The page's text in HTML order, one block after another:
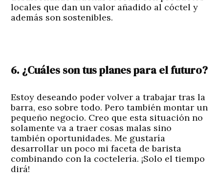
locales que dan un valor añadido al cóctel y
además son sostenibles.
6. ¿Cuáles son tus planes para el futuro?
Estoy deseando poder volver a trabajar tras la
barra, eso sobre todo. Pero también montar un
pequeño negocio. Creo que esta situación no
solamente va a traer cosas malas sino
también oportunidades. Me gustaría
desarrollar un poco mi faceta de barista
combinando con la coctelería. ¡Solo el tiempo
dirá!